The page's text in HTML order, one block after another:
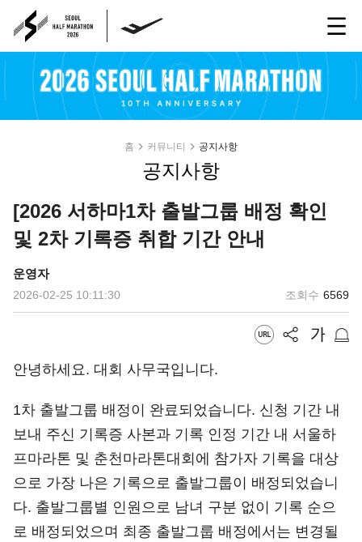
홈 커뮤니티 공지사항
공지사항
[2026 서하마1차 출발그룹 배정 확인
및 2차 기록증 취합 기간 안내
운영자
2026-02-25 10:11:30 조회수 6569
안녕하세요. 대회 사무국입니다.
1차 출발그룹 배정이 완료되었습니다. 신청 기간 내
보내 주신 기록증 사본과 기록 인정 기간 내 서울하
프마라톤 및 춘천마라톤대회에 참가자 기록을 대상
으로 가장 나은 기록으로 출발그룹이 배정되었습니
다. 출발그룹별 인원으로 남녀 구분 없이 기록 순으
로 배정되었으며 최종 출발그룹 배정에서는 변경될